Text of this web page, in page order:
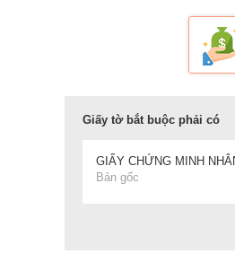
Giấy tờ bắt buộc phải có
GIẤY CHỨNG MINH
Bản gốc